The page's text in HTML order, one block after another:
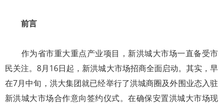
前言
作为省市重大重点产业项目，新洪城大市场一直备受市
民关注。8月16日起，新洪城大市场招商全面启动。其实，早
在7月中旬，洪大集团就已经举行了洪城商圈及外围业态入驻
新洪城大市场合作意向签约仪式。在确保安置洪城大市场现